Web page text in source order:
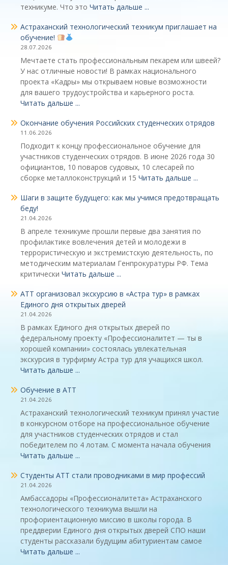
техникуме. Что это Читать дальше ...
Астраханский технологический техникум приглашает на
обучение!
28.07.2026
Мечтаете стать профессиональным пекарем или швеей?
У нас отличные новости! В рамках национального
проекта «Кадры» мы открываем новые возможности
для вашего трудоустройства и карьерного роста.
Читать дальше ...
Окончание обучения Российских студенческих отрядов
11.06.2026
Подходит к концу профессиональное обучение для
участников студенческих отрядов. В июне 2026 года 30
официантов, 10 поваров судовых, 10 слесарей по
сборке металлоконструкций и 15 Читать дальше ...
Шаги в защите будущего: как мы учимся предотвращать
беду!
21.04.2026
В апреле техникуме прошли первые два занятия по
профилактике вовлечения детей и молодежи в
террористическую и экстремистскую деятельность, по
методическим материалам Генпрокуратуры РФ. Тема
критически Читать дальше ...
АТТ организовал экскурсию в «Астра тур» в рамках
Единого дня открытых дверей
21.04.2026
В рамках Единого дня открытых дверей по
федеральному проекту «Профессионалитет — ты в
хорошей компании» состоялась увлекательная
экскурсия в турфирму Астра тур для учащихся школ.
Читать дальше ...
Обучение в АТТ
21.04.2026
Астраханский технологический техникум принял участие
в конкурсном отборе на профессиональное обучение
для участников студенческих отрядов и стал
победителем по 4 лотам. С момента начала обучения
Читать дальше ...
Студенты АТТ стали проводниками в мир профессий
21.04.2026
Амбассадоры «Профессионалитета» Астраханского
технологического техникума вышли на
профориентационную миссию в школы города. В
преддверии Единого дня открытых дверей СПО наши
студенты рассказали будущим абитуриентам самое
Читать дальше ...